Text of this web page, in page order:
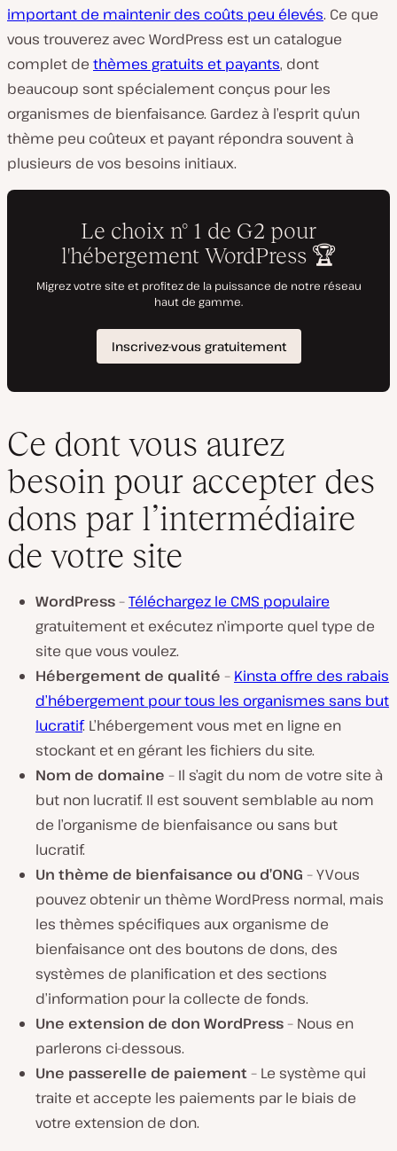
important de maintenir des coûts peu élevés. Ce que
vous trouverez avec WordPress est un catalogue
complet de thèmes gratuits et payants, dont
beaucoup sont spécialement conçus pour les
organismes de bienfaisance. Gardez à l’esprit qu’un
thème peu coûteux et payant répondra souvent à
plusieurs de vos besoins initiaux.
Ce dont vous aurez
besoin pour accepter des
dons par l’intermédiaire
de votre site
WordPress–Téléchargez le CMS populaire
gratuitement et exécutez n’importe quel type de
site que vous voulez.
Hébergement de qualité – Kinsta offre des rabais
d’hébergement pour tous les organismes sans but
lucratif. L’hébergement vous met en ligne en
stockant et en gérant les fichiers du site.
Nom de domaine – Il s’agit du nom de votre site à
but non lucratif. Il est souvent semblable au nom
de l’organisme de bienfaisance ou sans but
lucratif.
Un thème de bienfaisance ou d’ONG – YVous
pouvez obtenir un thème WordPress normal, mais
les thèmes spécifiques aux organisme de
bienfaisance ont des boutons de dons, des
systèmes de planification et des sections
d’information pour la collecte de fonds.
Une extension de don WordPress– Nous en
parlerons ci-dessous.
Une passerelle de paiement– Le système qui
traite et accepte les paiements par le biais de
votre extension de don.